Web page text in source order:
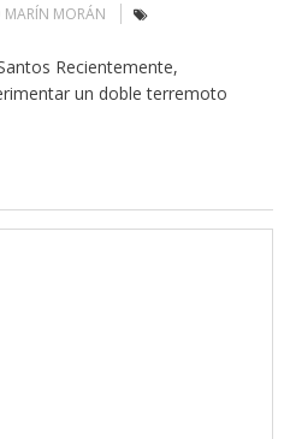
MARÍN MORÁN
Recientemente,
un doble terremoto